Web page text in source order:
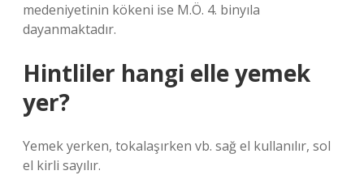
medeniyetinin kökeni ise M.Ö. 4. binyıla
dayanmaktadır.
Hintliler hangi elle yemek
yer?
Yemek yerken, tokalaşırken vb. sağ el kullanılır, sol
el kirli sayılır.